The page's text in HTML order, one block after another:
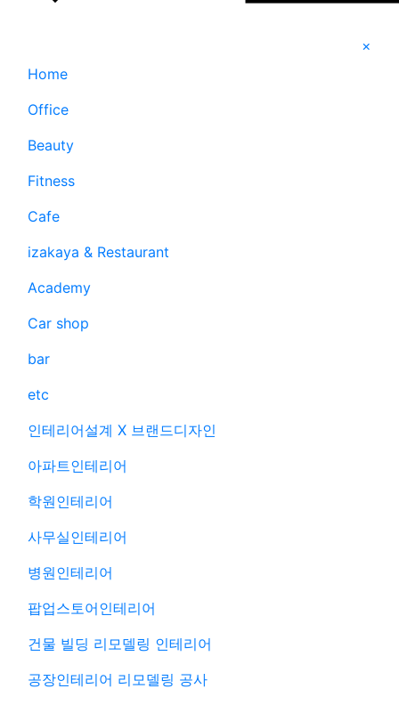
×
Home
Office
Beauty
Fitness
Cafe
izakaya & Restaurant
Academy
Car shop
bar
etc
인테리어설계 X 브랜드디자인
아파트인테리어
학원인테리어
사무실인테리어
병원인테리어
팝업스토어인테리어
건물 빌딩 리모델링 인테리어
공장인테리어 리모델링 공사